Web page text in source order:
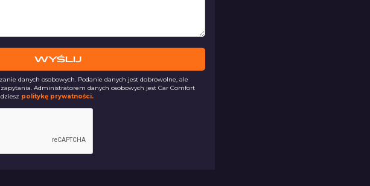
danych osobowych. Podanie danych jest dobrowolne, ale
Administratorem danych osobowych jest Car Comfort
politykę prywatności.